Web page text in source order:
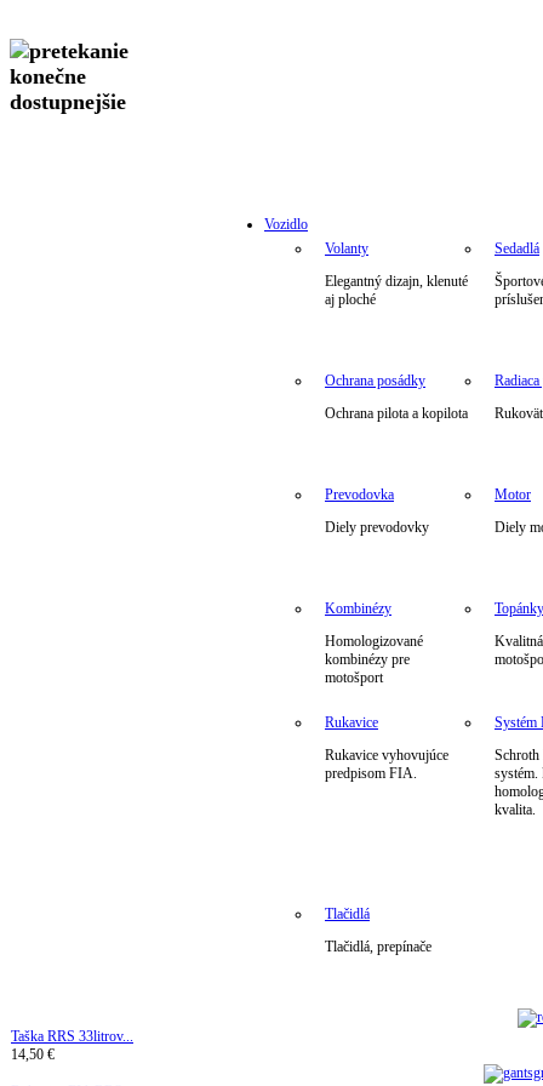
Vozidlo
Volanty
Elegantný dizajn, klenuté
aj ploché
Sedadlá
Ochrana posádky
Ochrana pilota a kopilota
Radiaca
Prevodovka
Diely prevodovky
Motor
Diely
Kombinézy
Homologizované
kombinézy pre
motošport
Topánky
Rukavice
Rukavice vyhovujúce
predpisom FIA.
kvalita.
Tlačidlá
Tlačidlá, prepínače
Taška RRS 33litrov...
14,50 €